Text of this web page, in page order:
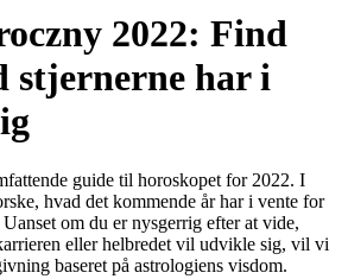
2022: Find
stjernerne har i
guide til horoskopet for 2022. I
hvad det kommende år har i vente for
om du er nysgerrig efter at vide,
eller helbredet vil udvikle sig, vil vi
baseret på astrologiens visdom.